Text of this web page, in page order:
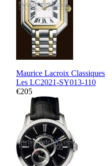
Maurice Lacroix Classiques
Les LC2021-SY013-110
€205